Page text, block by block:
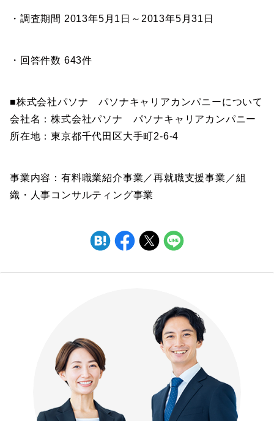
・調査期間 2013年5月1日～2013年5月31日
・回答件数 643件
■株式会社パソナ パソナキャリアカンパニーについて
会社名：株式会社パソナ パソナキャリアカンパニー
所在地：東京都千代田区大手町2-6-4
事業内容：有料職業紹介事業／再就職支援事業／組
織・人事コンサルティング事業